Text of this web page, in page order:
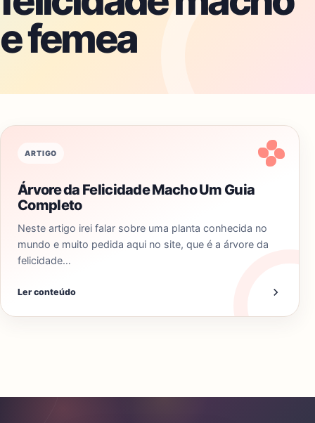
e femea
ARTIGO
Árvore da Felicidade Macho Um Guia
Completo
Neste artigo irei falar sobre uma planta conhecida no
mundo e muito pedida aqui no site, que é a árvore da
felicidade…
Ler conteúdo